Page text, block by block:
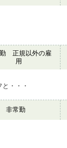
正規以外の雇
用
・・・
非常勤